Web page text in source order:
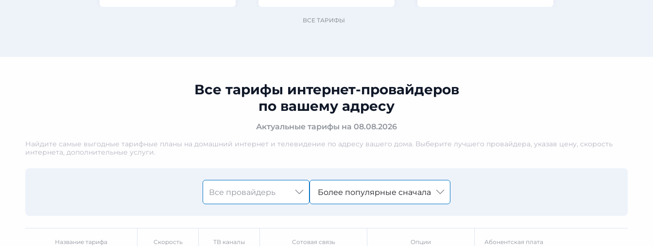
ВСЕ ТАРИФЫ
Все тарифы интернет-провайдеров
по вашему адресу
Актуальные тарифы на 08.08.2026
Найдите самые выгодные тарифные планы на домашний интернет и телевидение по адресу вашего дома. Выберите лучшего провайдера, указав цену, скорость
интернета, дополнительные услуги.
Более популярные сначала
Название тарифа Скорость ТВ каналы Сотовая связь Опции Абонентская плата